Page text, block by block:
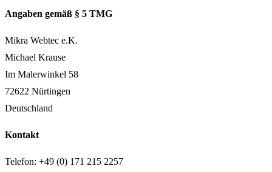
Angaben gemäß § 5 TMG
Mikra Webtec e.K.
Michael Krause
Im Malerwinkel 58
72622 Nürtingen
Deutschland
Kontakt
Telefon: +49 (0) 171 215 2257